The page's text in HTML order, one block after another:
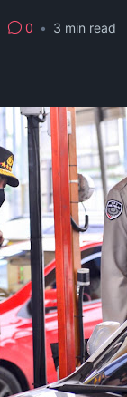
0 • 3 min read